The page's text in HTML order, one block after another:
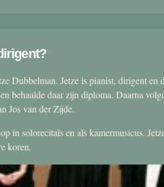
Dubbelman. Jetze is pianist, dirigent
behaalde daar zijn diploma. Daarna
Jos van der Zijde.
in solorecitals en als kamermusicus.
koren.